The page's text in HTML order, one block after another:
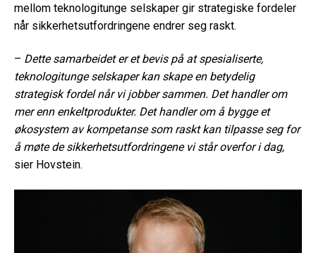
mellom teknologitunge selskaper gir strategiske fordeler
når sikkerhetsutfordringene endrer seg raskt.
– Dette samarbeidet er et bevis på at spesialiserte,
teknologitunge selskaper kan skape en betydelig
strategisk fordel når vi jobber sammen. Det handler om
mer enn enkeltprodukter. Det handler om å bygge et
økosystem av kompetanse som raskt kan tilpasse seg for
å møte de sikkerhetsutfordringene vi står overfor i dag,
sier Hovstein.